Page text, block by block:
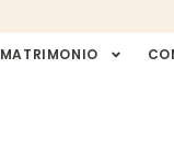
MATRIMONIO